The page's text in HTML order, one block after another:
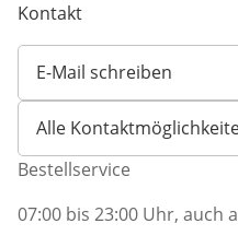
Kontakt
E-Mail schreiben
Öffnet E-Mail-Client
Alle
Bestellservice
07:00 bis 23:00 Uhr, auch